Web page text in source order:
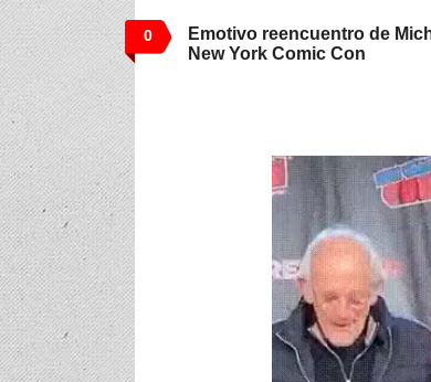
0
Emotivo reencuentro de
New York Comic Con